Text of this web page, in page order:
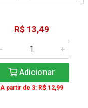
R$ 13,49
Adicionar
A partir de 3: R$ 12,99